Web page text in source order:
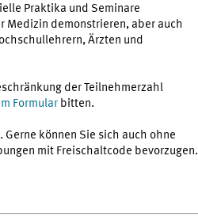
Praktika und Seminare
Medizin demonstrieren, aber auch
Ärzten und
der Teilnehmerzahl
Formularbitten.
können Sie sich auch ohne
mit Freischaltcode bevorzugen.